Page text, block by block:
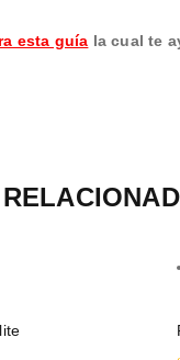
esta guía la cual te